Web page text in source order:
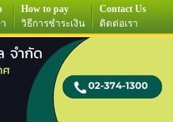
How to pay
วิธีการชำระเงิน
Contact Us
ติดต่อเรา